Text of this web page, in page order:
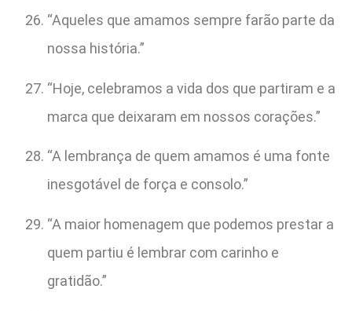
“Aqueles que amamos sempre farão parte da
nossa história.”
“Hoje, celebramos a vida dos que partiram e a
marca que deixaram em nossos corações.”
“A lembrança de quem amamos é uma fonte
inesgotável de força e consolo.”
“A maior homenagem que podemos prestar a
quem partiu é lembrar com carinho e
gratidão.”